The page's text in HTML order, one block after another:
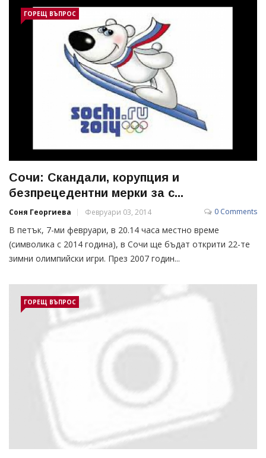
ГОРЕЩ ВЪПРОС
Сочи: Скандали, корупция и
безпрецедентни мерки за с...
Соня Георгиева Февруари 03, 2014 0 Comments
В петък, 7-ми февруари, в 20.14 часа местно време
(символика с 2014 година), в Сочи ще бъдат открити 22-те
зимни олимпийски игри. През 2007 годин...
ГОРЕЩ ВЪПРОС